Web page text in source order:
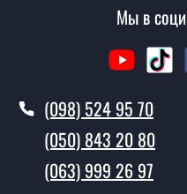
Вызов замерщика-
Вы
Да производим. Монтаж
Фаворит производится
Мы в
(098) 524 95 70
(050) 843 20 80
(063) 999 26 97